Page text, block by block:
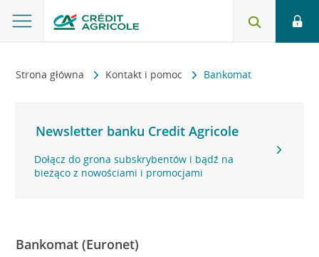
Strona główna Kontakt i pomoc Bankomat
Newsletter banku Credit Agricole
Dołącz do grona subskrybentów i bądź na
bieżąco z nowościami i promocjami
Bankomat (Euronet)